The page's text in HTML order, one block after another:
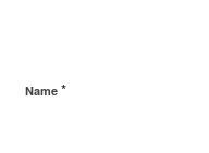
Name *